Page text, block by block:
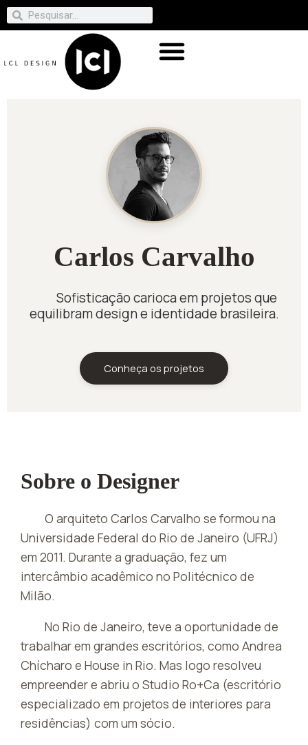
Carlos Carvalho
Sofisticação carioca em projetos que
equilibram design e identidade brasileira.
Conheça os projetos
Sobre o Designer
O arquiteto Carlos Carvalho se formou na
Universidade Federal do Rio de Janeiro (UFRJ)
em 2011. Durante a graduação, fez um
intercâmbio acadêmico no Politécnico de
Milão.
No Rio de Janeiro, teve a oportunidade de
trabalhar em grandes escritórios, como Andrea
Chícharo e House in Rio. Mas logo resolveu
empreender e abriu o Studio Ro+Ca (escritório
especializado em projetos de interiores para
residências) com um sócio.